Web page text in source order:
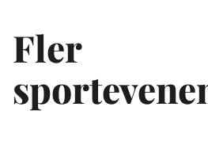
Fler